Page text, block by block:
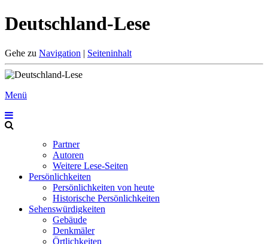
Deutschland-Lese
Gehe zu Navigation | Seiteninhalt
Menü
Partner
Autoren
Weitere Lese-Seiten
Persönlichkeiten
Persönlichkeiten von heute
Historische Persönlichkeiten
Sehenswürdigkeiten
Gebäude
Denkmäler
Örtlichkeiten